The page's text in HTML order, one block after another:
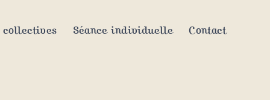
collectives Séance individuelle Contact